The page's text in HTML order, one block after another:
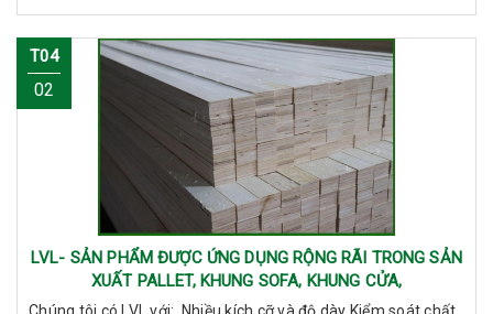
T04
02
LVL- SẢN PHẨM ĐƯỢC ỨNG DỤNG RỘNG RÃI TRONG SẢN
XUẤT PALLET, KHUNG SOFA, KHUNG CỬA,